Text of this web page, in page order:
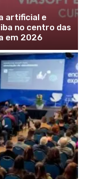
artificial e
no centro das
em 2026